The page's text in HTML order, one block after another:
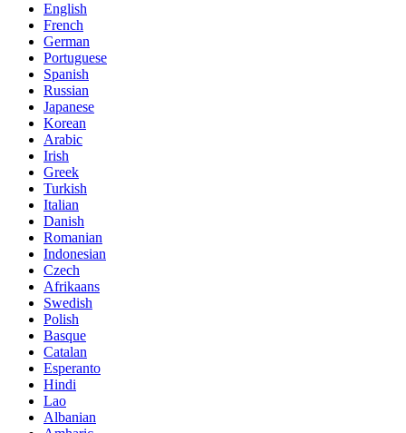
English
French
German
Portuguese
Spanish
Russian
Japanese
Korean
Arabic
Irish
Greek
Turkish
Italian
Danish
Romanian
Indonesian
Czech
Afrikaans
Swedish
Polish
Basque
Catalan
Esperanto
Hindi
Lao
Albanian